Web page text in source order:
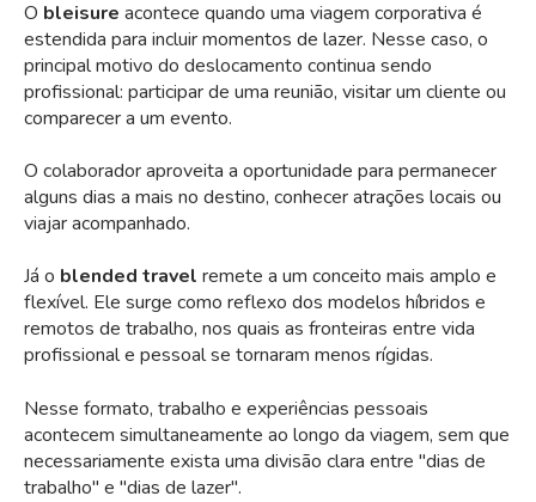
O bleisure acontece quando uma viagem corporativa é
estendida para incluir momentos de lazer. Nesse caso, o
principal motivo do deslocamento continua sendo
profissional: participar de uma reunião, visitar um cliente ou
comparecer a um evento.
O colaborador aproveita a oportunidade para permanecer
alguns dias a mais no destino, conhecer atrações locais ou
viajar acompanhado.
Já o blended travel remete a um conceito mais amplo e
flexível. Ele surge como reflexo dos modelos híbridos e
remotos de trabalho, nos quais as fronteiras entre vida
profissional e pessoal se tornaram menos rígidas.
Nesse formato, trabalho e experiências pessoais
acontecem simultaneamente ao longo da viagem, sem que
necessariamente exista uma divisão clara entre "dias de
trabalho" e "dias de lazer".